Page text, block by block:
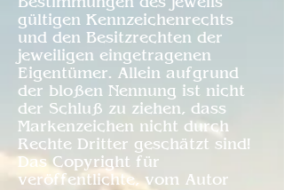
gültigen Kennzeichenrechts
und den Besitzrechten der
jeweiligen eingetragenen
Eigentümer. Allein aufgrund
der bloßen Nennung ist nicht
der Schluß zu ziehen, dass
Markenzeichen nicht durch
Rechte Dritter geschätzt sind!
Das Copyright für
veröffentlichte, vom Autor